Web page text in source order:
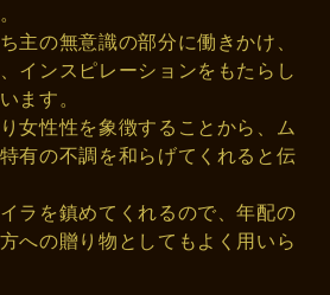
主の無意識の部分に働きかけ、
インスピレーションをもたらし
ます。
女性性を象徴することから、ム
有の不調を和らげてくれると伝
ラを鎮めてくれるので、年配の
への贈り物としてもよく用いら